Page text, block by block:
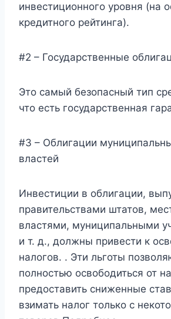
инвестиционного уровня (на
кредитного рейтинга).
#2 – Государственные
Это самый безопасный тип
что есть государственная
#3 – Облигации
властей
Инвестиции в облигации,
правительствами штатов,
властями, муниципальными
и т. д., должны привести к
налогов. . Эти льготы
полностью освободиться от
предоставить сниженные
взимать налог только с